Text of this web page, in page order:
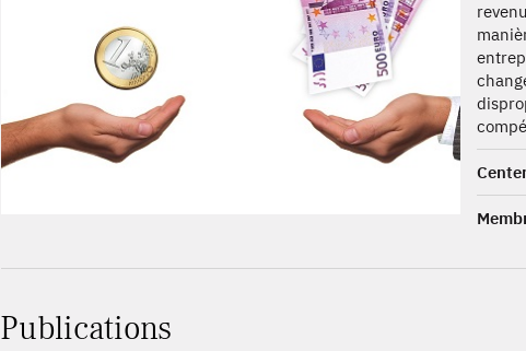
Publications